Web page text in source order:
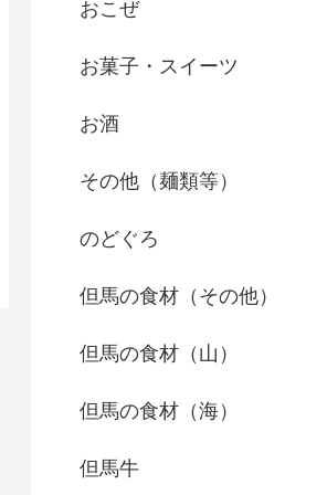
おこぜ
お菓子・スイーツ
お酒
その他（麺類等）
のどぐろ
但馬の食材（その他）
但馬の食材（山）
但馬の食材（海）
但馬牛